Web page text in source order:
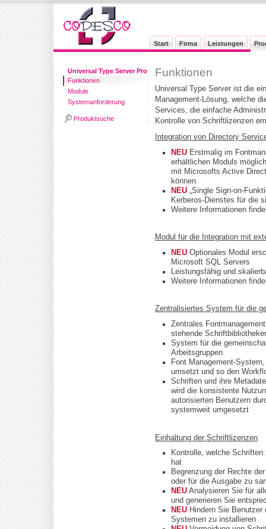
Start Firma Leistungen
Universal Type Server Pro
Funktionen
Module
Systemanforderung
Produktsuche
Funktionen
Universal Type Server ist die
Management-Lösung, welche
Services, die einfache
Kontrolle von Schriftlizenzen
Integration von Directory
NEU Erstmalig im
erhältlichen Moduls
mit Microsofts Active
können
NEU „Single Sign-on-
Kerberos-Dienstes für die
Weitere Informationen
Modul für die Integration mit
NEU Optionales Modul
Microsoft SQL Servers
Leistungsfähig und
Weitere Informationen
Zentralisiertes System für die
Zentrales
stehende
System für die
Arbeitsgruppen
Font Management-
umsetzt und so den
Schriften und ihre
wird die konsistente
autorisierten Benutzern
systemweit umgesetzt
Einhaltung der Schriftlizenzen
Kontrolle, welche
hat
Begrenzung der Rechte
oder für die Ausgabe zu
NEU Analysieren Sie für
und generieren Sie
NEU Hindern Sie
Systemen zu installieren